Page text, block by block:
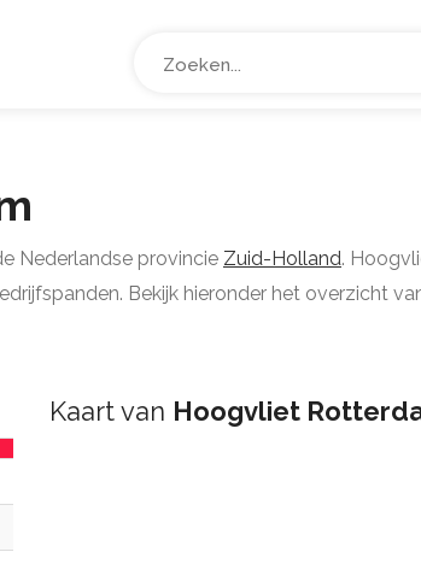
Nederlandse provincie Zuid-Holland.
Bekijk hieronder het overzicht
Kaart van Hoogvliet